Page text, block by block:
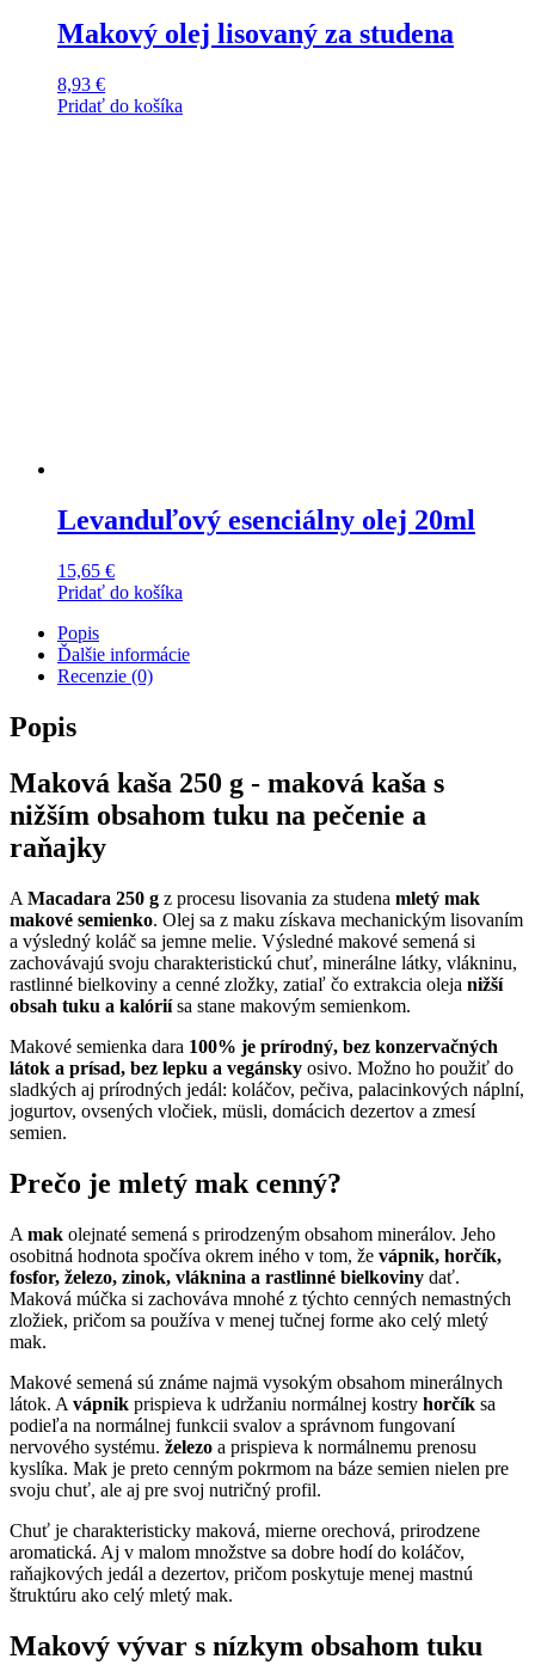
Makový olej lisovaný za studena
8,93 €
Pridať do košíka
Levanduľový esenciálny olej 20ml
15,65 €
Pridať do košíka
Popis
Ďalšie informácie
Recenzie (0)
Popis
Maková kaša 250 g - maková kaša s
nižším obsahom tuku na pečenie a
raňajky
A Macadara 250 g z procesu lisovania za studena mletý mak
makové semienko. Olej sa z maku získava mechanickým lisovaním
a výsledný koláč sa jemne melie. Výsledné makové semená si
zachovávajú svoju charakteristickú chuť, minerálne látky, vlákninu,
rastlinné bielkoviny a cenné zložky, zatiaľ čo extrakcia oleja nižší
obsah tuku a kalóriísa stane makovým semienkom.
Makové semienka dara 100% je prírodný, bez konzervačných
látok a prísad, bez lepku a vegánsky osivo. Možno ho použiť do
sladkých aj prírodných jedál: koláčov, pečiva, palacinkových náplní,
jogurtov, ovsených vločiek, müsli, domácich dezertov a zmesí
semien.
Prečo je mletý mak cenný?
A mak olejnaté semená s prirodzeným obsahom minerálov. Jeho
osobitná hodnota spočíva okrem iného v tom, že vápnik, horčík,
fosfor, železo, zinok, vláknina a rastlinné bielkoviny dať.
Maková múčka si zachováva mnohé z týchto cenných nemastných
zložiek, pričom sa používa v menej tučnej forme ako celý mletý
mak.
Makové semená sú známe najmä vysokým obsahom minerálnych
látok. A vápnik prispieva k udržaniu normálnej kostry horčík sa
podieľa na normálnej funkcii svalov a správnom fungovaní
nervového systému. železo a prispieva k normálnemu prenosu
kyslíka. Mak je preto cenným pokrmom na báze semien nielen pre
svoju chuť, ale aj pre svoj nutričný profil.
Chuť je charakteristicky maková, mierne orechová, prirodzene
aromatická. Aj v malom množstve sa dobre hodí do koláčov,
raňajkových jedál a dezertov, pričom poskytuje menej mastnú
štruktúru ako celý mletý mak.
Makový vývar s nízkym obsahom tuku